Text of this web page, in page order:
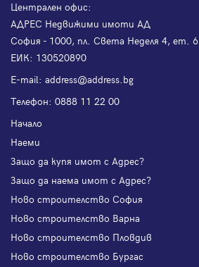
Централен офис:
АДРЕС Недвижими имоти АД
София - 1000, пл. Света Неделя 4, ет. 6
ЕИК: 130520890
Е-mail: address@address.bg
Телефон: 0888 11 22 00
Начало
Наеми
Защо да купя имот с Адрес?
Защо да наема имот с Адрес?
Ново строителство София
Ново строителство Варна
Ново строителство Пловдив
Ново строителство Бургас